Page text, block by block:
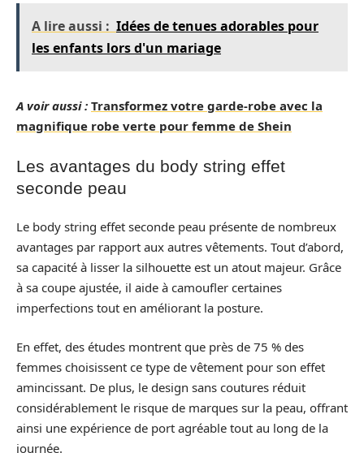
A lire aussi : Idées de tenues adorables pour
les enfants lors d'un mariage
A voir aussi : Transformez votre garde-robe avec la
magnifique robe verte pour femme de Shein
Les avantages du body string effet
seconde peau
Le body string effet seconde peau présente de nombreux
avantages par rapport aux autres vêtements. Tout d’abord,
sa capacité à lisser la silhouette est un atout majeur. Grâce
à sa coupe ajustée, il aide à camoufler certaines
imperfections tout en améliorant la posture.
En effet, des études montrent que près de 75 % des
femmes choisissent ce type de vêtement pour son effet
amincissant. De plus, le design sans coutures réduit
considérablement le risque de marques sur la peau, offrant
ainsi une expérience de port agréable tout au long de la
journée.